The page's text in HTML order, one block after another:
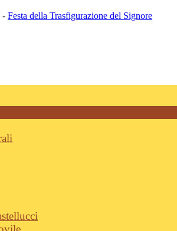
- Festa della Trasfigurazione del Signore